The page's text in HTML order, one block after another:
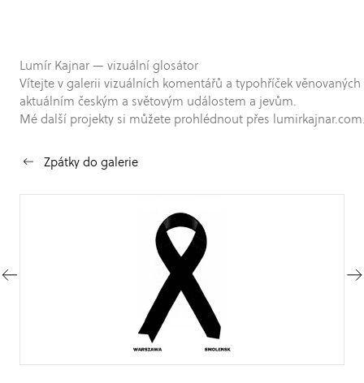
Lumír Kajnar — vizuální glosátor
Vítejte v galerii vizuálních komentářů a typohříček věnovaných
aktuálním českým a světovým událostem a jevům.
Mé další projekty si můžete prohlédnout přes
Zpátky do galerie